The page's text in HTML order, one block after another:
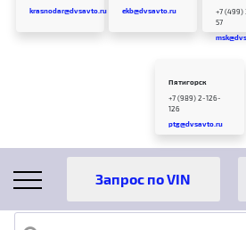
krasnodar@dvsavto.ru
ekb@dvsavto.ru
+7 (499)
57
Пятигорск
+7 (989) 2-126-
126
ptg@dvsavto.ru